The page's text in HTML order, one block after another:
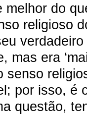
melhor do
religioso
mas era
senso
por isso, é
questão,